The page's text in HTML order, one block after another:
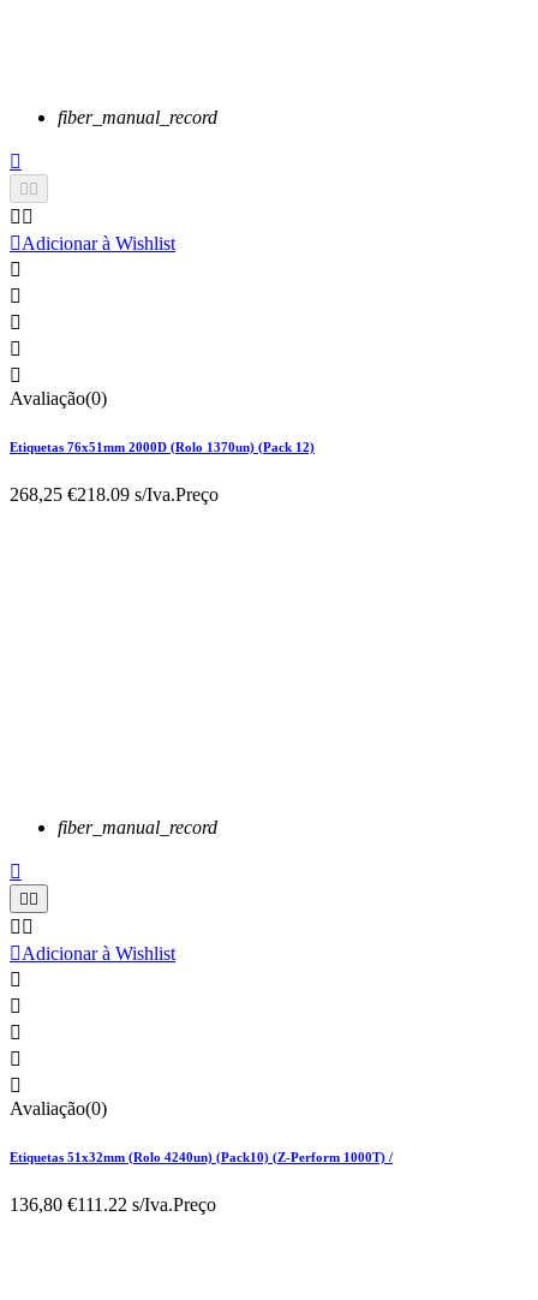
fiber_manual_record

 
 
Adicionar à Wishlist





Avaliação(0)
Etiquetas 76x51mm 2000D (Rolo 1370un) (Pack 12)
268,25 €218.09 s/Iva.Preço
fiber_manual_record

 
 
Adicionar à Wishlist





Avaliação(0)
Etiquetas 51x32mm (Rolo 4240un) (Pack10) (Z-Perform 1000T) /
136,80 €111.22 s/Iva.Preço